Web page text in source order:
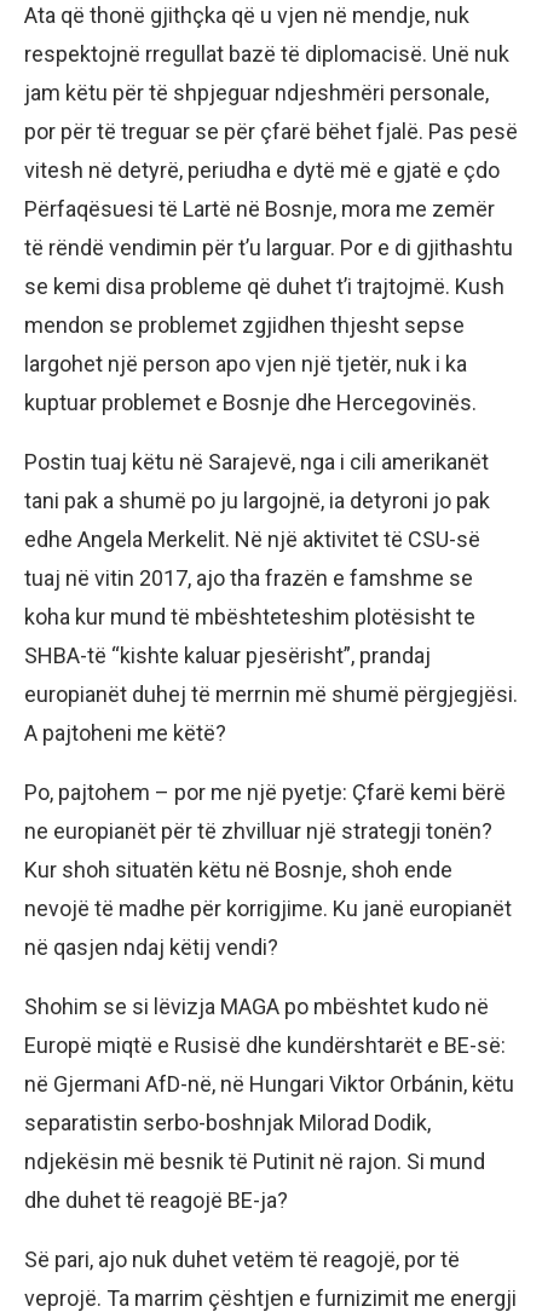
Ata që thonë gjithçka që u vjen në mendje, nuk
respektojnë rregullat bazë të diplomacisë. Unë nuk
jam këtu për të shpjeguar ndjeshmëri personale,
por për të treguar se për çfarë bëhet fjalë. Pas pesë
vitesh në detyrë, periudha e dytë më e gjatë e çdo
Përfaqësuesi të Lartë në Bosnje, mora me zemër
të rëndë vendimin për t’u larguar. Por e di gjithashtu
se kemi disa probleme që duhet t’i trajtojmë. Kush
mendon se problemet zgjidhen thjesht sepse
largohet një person apo vjen një tjetër, nuk i ka
kuptuar problemet e Bosnje dhe Hercegovinës.
Postin tuaj këtu në Sarajevë, nga i cili amerikanët
tani pak a shumë po ju largojnë, ia detyroni jo pak
edhe Angela Merkelit. Në një aktivitet të CSU-së
tuaj në vitin 2017, ajo tha frazën e famshme se
koha kur mund të mbështeteshim plotësisht te
SHBA-të “kishte kaluar pjesërisht”, prandaj
europianët duhej të merrnin më shumë përgjegjësi.
A pajtoheni me këtë?
Po, pajtohem – por me një pyetje: Çfarë kemi bërë
ne europianët për të zhvilluar një strategji tonën?
Kur shoh situatën këtu në Bosnje, shoh ende
nevojë të madhe për korrigjime. Ku janë europianët
në qasjen ndaj këtij vendi?
Shohim se si lëvizja MAGA po mbështet kudo në
Europë miqtë e Rusisë dhe kundërshtarët e BE-së:
në Gjermani AfD-në, në Hungari Viktor Orbánin, këtu
separatistin serbo-boshnjak Milorad Dodik,
ndjekësin më besnik të Putinit në rajon. Si mund
dhe duhet të reagojë BE-ja?
Së pari, ajo nuk duhet vetëm të reagojë, por të
veprojë. Ta marrim çështjen e furnizimit me energji